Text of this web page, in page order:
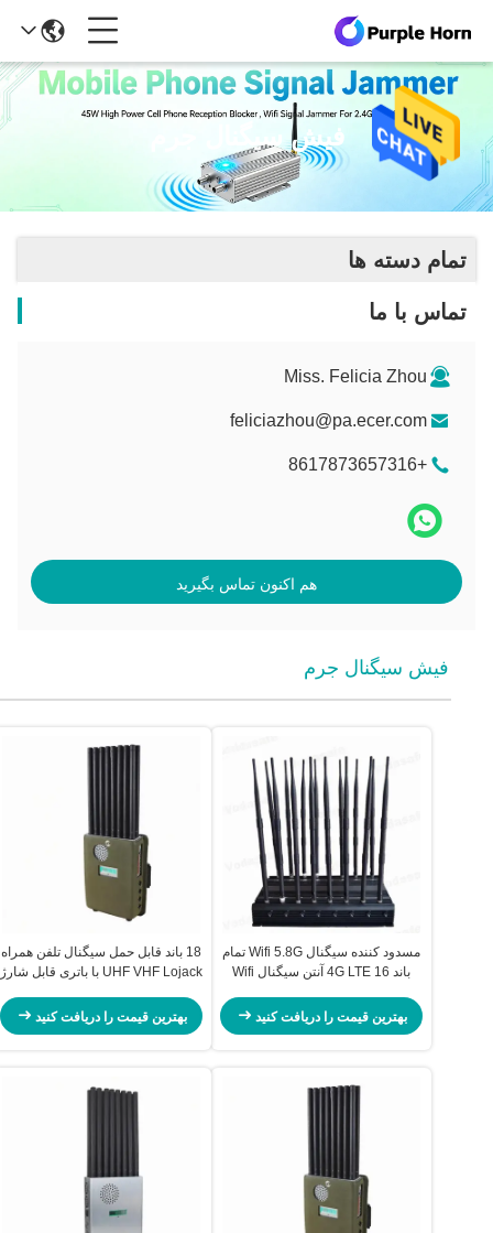
فیش سیگنال جرم
تمام دسته ها
تماس با ما
Miss. Felicia Zhou
feliciazhou@pa.ecer.com
+8617873657316
هم اکنون تماس بگیرید
فیش سیگنال جرم
مسدود کننده سیگنال Wifi 5.8G تمام
باند 4G LTE 16 آنتن سیگنال Wifi
بهترین قیمت را دریافت کنید
18 باند قابل حمل سیگنال تلفن همراه
UHF VHF Lojack با باتری قابل شارژ
بهترین قیمت را دریافت کنید